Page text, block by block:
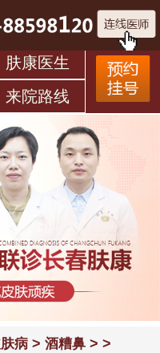
肤康医生
来院路线
病> 酒糟鼻> >